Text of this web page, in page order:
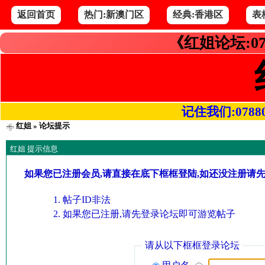
返回首页 热门:新澳门区 经典:香港区 表
《红姐论坛
记住我们
红姐» 论坛提示
红姐 提示信息
如果您已注册会员,请直接在底下框框登陆,如还没注册请
帖子ID非法
如果您已注册,请先登录论坛即可游览帖子
请从以下框框登录论坛